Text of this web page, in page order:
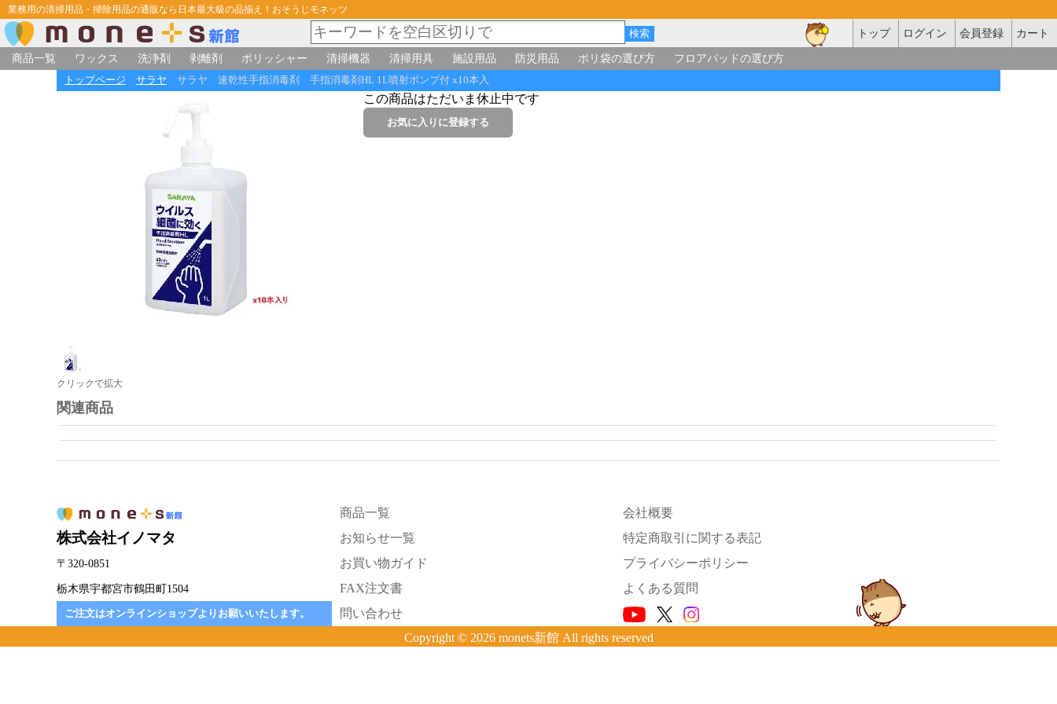
業務用の清掃用品・掃除用品の通販なら日本最大級の品揃え！おそうじモネッツ
トップ ログイン 会員登録
カート
商品一覧
ワックス 洗浄剤 剥離剤 ポリッシャー 清掃機器 清掃用具 施設用品 防災用品 ポリ袋の選び方 フロアパッドの選び方
トップページ サラヤ サラヤ 速乾性手指消毒剤 手指消毒剤HL 1L噴射ポンプ付 x10本入
クリックで拡大
この商品はただいま休止中です
関連商品
株式会社イノマタ
〒320-0851
栃木県宇都宮市鶴田町1504
ご注文はオンラインショップよりお願いいたします。
商品一覧
お知らせ一覧
お買い物ガイド
FAX注文書
問い合わせ
会社概要
特定商取引に関する表記
プライバシーポリシー
よくある質問
Copyright © 2026 monets新館 All rights reserved